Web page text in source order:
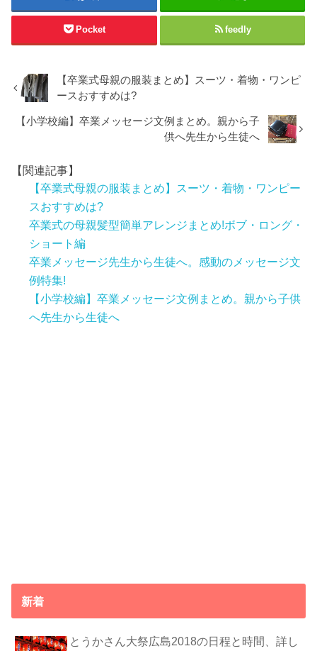
Pocket feedly
【卒業式母親の服装まとめ】スーツ・着物・ワンピ
ースおすすめは?
【小学校編】卒業メッセージ文例まとめ。親から子
供へ先生から生徒へ
【関連記事】
【卒業式母親の服装まとめ】スーツ・着物・ワンピー
スおすすめは?
卒業式の母親髪型簡単アレンジまとめ!ボブ・ロング・
ショート編
卒業メッセージ先生から生徒へ。感動のメッセージ文
例特集!
【小学校編】卒業メッセージ文例まとめ。親から子供
へ先生から生徒へ
新着
とうかさん大祭広島2018の日程と時間、詳し